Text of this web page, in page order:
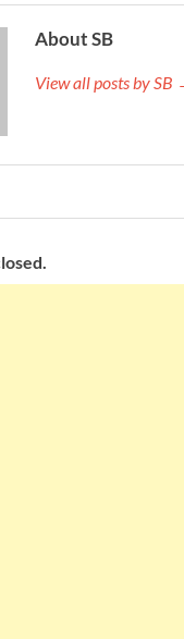
About SB
View all posts by SB